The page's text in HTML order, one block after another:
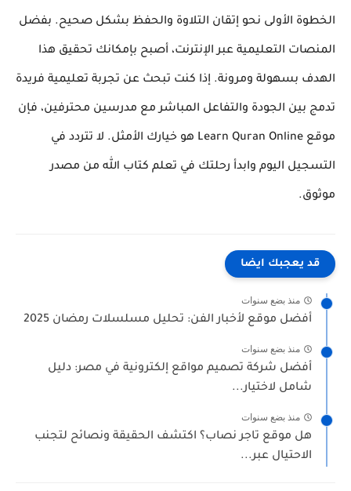
الخطوة الأولى نحو إتقان التلاوة والحفظ بشكل صحيح. بفضل
المنصات التعليمية عبر الإنترنت، أصبح بإمكانك تحقيق هذا
الهدف بسهولة ومرونة. إذا كنت تبحث عن تجربة تعليمية فريدة
تدمج بين الجودة والتفاعل المباشر مع مدرسين محترفين، فإن
موقع Learn Quran Online هو خيارك الأمثل. لا تتردد في
التسجيل اليوم وابدأ رحلتك في تعلم كتاب الله من مصدر
موثوق.
قد يعجبك ايضا
منذ بضع سنوات
أفضل موقع لأخبار الفن: تحليل مسلسلات رمضان 2025
منذ بضع سنوات
أفضل شركة تصميم مواقع إلكترونية في مصر: دليل
شامل لاختيار...
منذ بضع سنوات
هل موقع تاجر نصاب؟ اكتشف الحقيقة ونصائح لتجنب
الاحتيال عبر...